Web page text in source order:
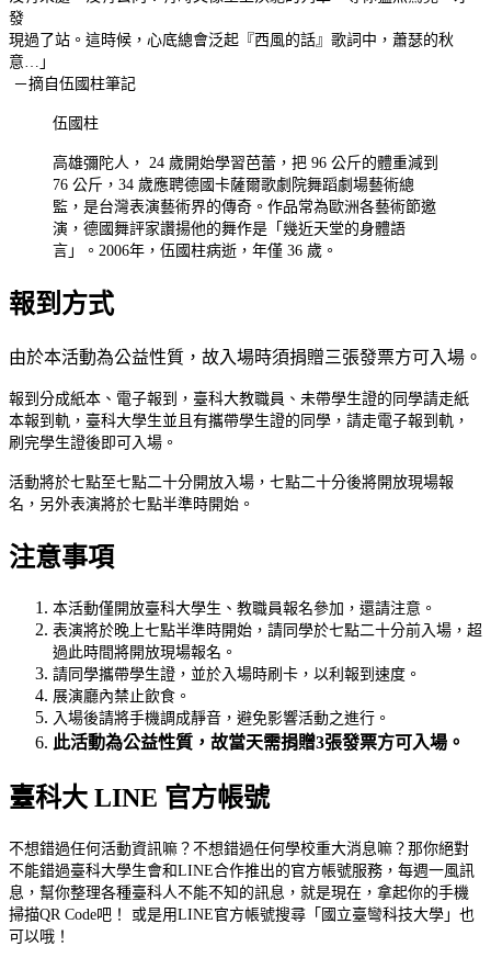
發
現過了站。這時候，心底總會泛起『西風的話』歌詞中，蕭瑟的秋
意…」
－摘自伍國柱筆記
伍國柱
高雄彌陀人， 24 歲開始學習芭蕾，把 96 公斤的體重減到
76 公斤，34 歲應聘德國卡薩爾歌劇院舞蹈劇場藝術總
監，是台灣表演藝術界的傳奇。作品常為歐洲各藝術節邀
演，德國舞評家讚揚他的舞作是「幾近天堂的身體語
言」。2006年，伍國柱病逝，年僅 36 歲。
報到方式
由於本活動為公益性質，故入場時須捐贈三張發票方可入場。
報到分成紙本、電子報到，臺科大教職員、未帶學生證的同學請走紙
本報到軌，臺科大學生並且有攜帶學生證的同學，請走電子報到軌，
刷完學生證後即可入場。
活動將於七點至七點二十分開放入場，七點二十分後將開放現場報
名，另外表演將於七點半準時開始。
注意事項
本活動僅開放臺科大學生、教職員報名參加，還請注意。
表演將於晚上七點半準時開始，請同學於七點二十分前入場，超
過此時間將開放現場報名。
請同學攜帶學生證，並於入場時刷卡，以利報到速度。
展演廳內禁止飲食。
入場後請將手機調成靜音，避免影響活動之進行。
此活動為公益性質，故當天需捐贈3張發票方可入場。
臺科大 LINE 官方帳號
不想錯過任何活動資訊嘛？不想錯過任何學校重大消息嘛？那你絕對
不能錯過臺科大學生會和LINE合作推出的官方帳號服務，每週一風訊
息，幫你整理各種臺科人不能不知的訊息，就是現在，拿起你的手機
掃描QR Code吧！ 或是用LINE官方帳號搜尋「國立臺彎科技大學」也
可以哦！